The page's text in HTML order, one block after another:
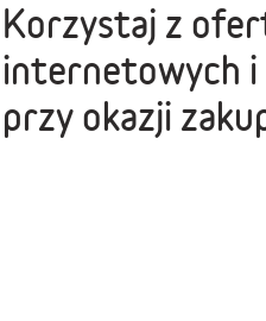
Korzystaj z
internetowych i
przy okazji